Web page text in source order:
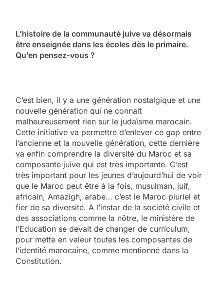
L’histoire de la communauté juive va désormais
être enseignée dans les écoles dès le primaire.
Qu’en pensez-vous ?
C’est bien, il y a une génération nostalgique et une
nouvelle génération qui ne connait
malheureusement rien sur le judaïsme marocain.
Cette initiative va permettre d’enlever ce gap entre
l’ancienne et la nouvelle génération, cette dernière
va enfin comprendre la diversité du Maroc et sa
composante juive qui est très importante. C’est
très important pour les jeunes d’aujourd’hui de voir
que le Maroc peut être à la fois, musulman, juif,
africain, Amazigh, arabe… c’est le Maroc pluriel et
fier de sa diversité. A l’instar de la société civile et
des associations comme la nôtre, le ministère de
l’Education se devait de changer de curriculum,
pour mette en valeur toutes les composantes de
l’identité marocaine, comme mentionné dans la
Constitution.